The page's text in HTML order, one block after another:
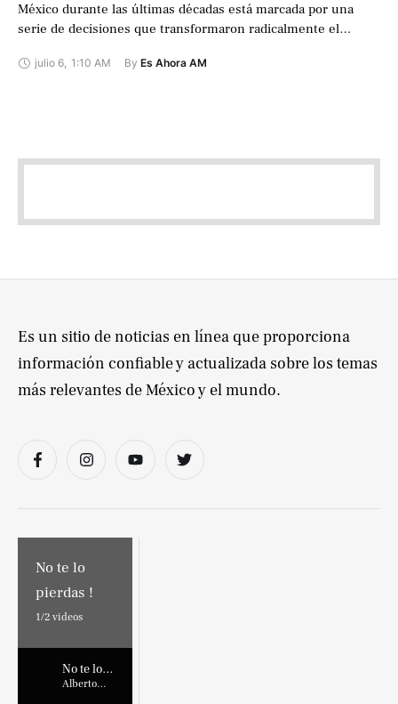
México durante las últimas décadas está marcada por una
serie de decisiones que transformaron radicalmente el
julio 6, 1:10 AM By Es Ahora AM
No te lo
pierdas !
1/2 videos
No te lo
pierdas !
Alberto
Es un sitio de noticias en línea que proporciona
información confiable y actualizada sobre los temas
más relevantes de México y el mundo.